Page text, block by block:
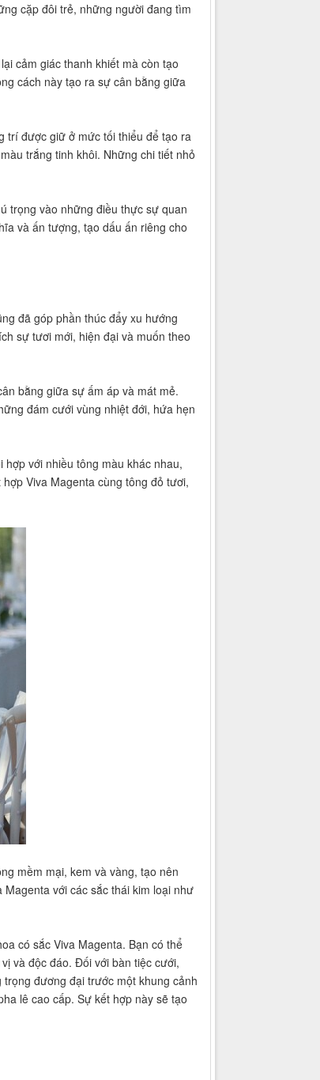
cặp đôi trẻ, những người đang tìm
cảm giác thanh khiết mà còn tạo
cách này tạo ra sự cân bằng giữa
trí được giữ ở mức tối thiểu để tạo ra
trắng tinh khôi. Những chi tiết nhỏ
trọng vào những điều thực sự quan
và ấn tượng, tạo dấu ấn riêng cho
đã góp phần thúc đẩy xu hướng
sự tươi mới, hiện đại và muốn theo
bằng giữa sự ấm áp và mát mẻ.
đám cưới vùng nhiệt đới, hứa hẹn
với nhiều tông màu khác nhau,
Viva Magenta cùng tông đỏ tươi,
mềm mại, kem và vàng, tạo nên
với các sắc thái kim loại như
có sắc Viva Magenta. Bạn có thể
và độc đáo. Đối với bàn tiệc cưới,
đương đại trước một khung cảnh
lê cao cấp. Sự kết hợp này sẽ tạo